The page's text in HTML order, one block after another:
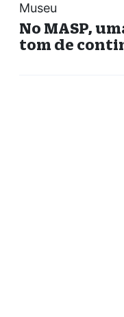
Museu
No MASP,
tom de